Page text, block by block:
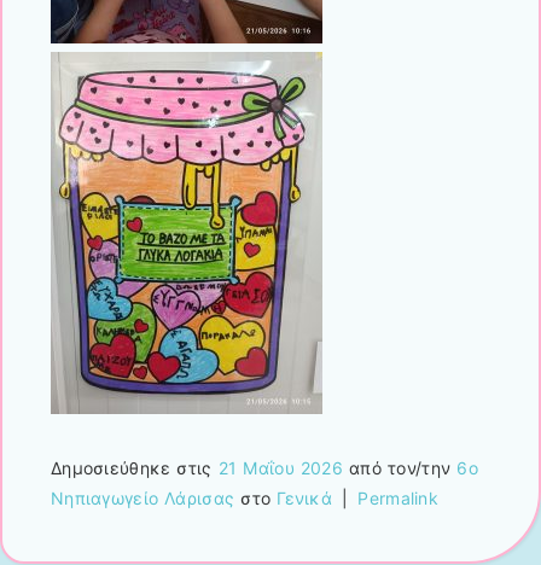
Δημοσιεύθηκε στις 21 Μαΐου 2026 από τον/την 6ο
Νηπιαγωγείο Λάρισας στο Γενικά Permalink